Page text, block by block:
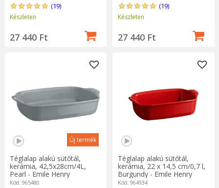
(19)
Készleten
27 440 Ft
(19)
Készleten
27 440 Ft
Új termék
Téglalap alakú sütőtál,
kerámia, 42,5x28cm/4L,
Pearl - Emile Henry
Kód: 965480
Téglalap alakú sütőtál,
kerámia, 22 x 14,5 cm/0,7 l,
Burgundy - Emile Henry
Kód: 964934